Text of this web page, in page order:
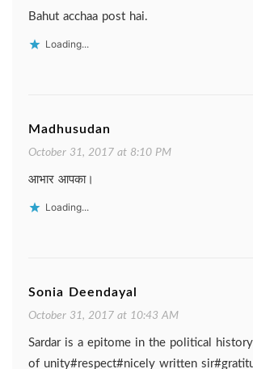
Bahut acchaa post hai.
Loading...
Madhusudan
October 31, 2017 at 8:10 PM
आभार आपका।
Loading...
Sonia Deendayal
October 31, 2017 at 10:43 AM
Sardar is a epitome in the political
of unity#respect#nicely written